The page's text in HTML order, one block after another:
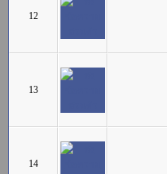
12
13
14